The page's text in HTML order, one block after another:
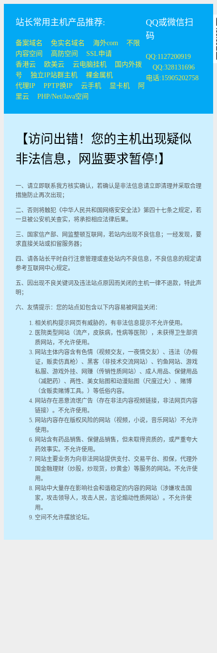
站长常用主机产品推荐:
备案域名 免实名域名 海外com
不限
内容空间
高防空间
SSL申请
香港云
欧美云 云电脑挂机
国内外拨
号
独立IP站群主机
裸金属机
代理IP
PPTP换IP 云手机 显卡机
阿
里云
PHP/Net/Java空间
QQ或微信扫
码
QQ:1127200919
QQ:328131696
电话:15905202758
【访问出错！您的主机出现疑似
非法信息，网监要求暂停!】
一、请立即联系我方核实确认，若确认是非法信息请立即清理并采取合理
措施防止再次出现；
二、否则将触犯《中华人民共和国网络安安全法》第四十七条之规定，若
一旦被公安机关查实，将承担相应法律后果。
三、国家信产部、网监整顿互联网，若站内出现不良信息；一经发现，要
求直接关站或扣留服务器；
四、请各站长平时自行注意管理或查处站内不良信息，不良信息的规定请
参考互联网中心规定。
五、因出现不良关键词及违法站点原因而关闭的主机一律不退款，特此声
明；
六、友情提示：您的站点如包含以下内容易被网监关闭：
相关机构提示网页有威胁的，有非法信息提示不允许使用。
医院类型网站（流产，皮肤病，性病等医院），未获得卫生部资
质网站，不允许使用。
网站主体内容含有色情（视频交友，一夜情交友）、违法（办假
证，贩卖仿真枪）、黑客（非技术交流网站）、钓鱼网站、游戏
私服、游戏外挂、网赚（传销性质网站）、成人用品、保健用品
（减肥药）、两性、美女贴图和动漫贴图（尺度过大）、赌博
（含贩卖赌博工具。）等低俗内容。
网站存在恶意流氓广告（存在非法内容视频链接，非法网页内容
链接）。不允许使用。
网站内容存在版权风险的网站（视频，小说，音乐网站）不允许
使用。
网站含有药品销售、保健品销售，但未取得资质的，或严重夸大
药效事实。不允许使用。
网站主要业务为向非法网站提供支付、交易平台、担保，代理外
国金融理财（炒股，炒现货，炒黄金）等服务的网站。不允许使
用。
网站中大量存在影响社会和谐稳定的内容的网站（涉嫌攻击国
家，攻击领导人，攻击人民，言论煽动性质网站）。不允许使
用。
空间不允许摆放论坛。